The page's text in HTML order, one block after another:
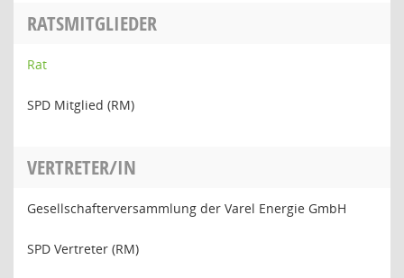
RATSMITGLIEDER
Rat
SPD Mitglied (RM)
VERTRETER/IN
Gesellschafterversammlung der Varel Energie GmbH
SPD Vertreter (RM)